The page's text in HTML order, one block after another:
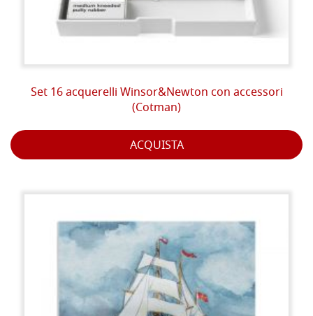
Set 16 acquerelli Winsor&Newton con accessori
(Cotman)
ACQUISTA